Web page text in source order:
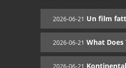
2026-06-21 Un film
2026-06-21 What Does
Kontinental